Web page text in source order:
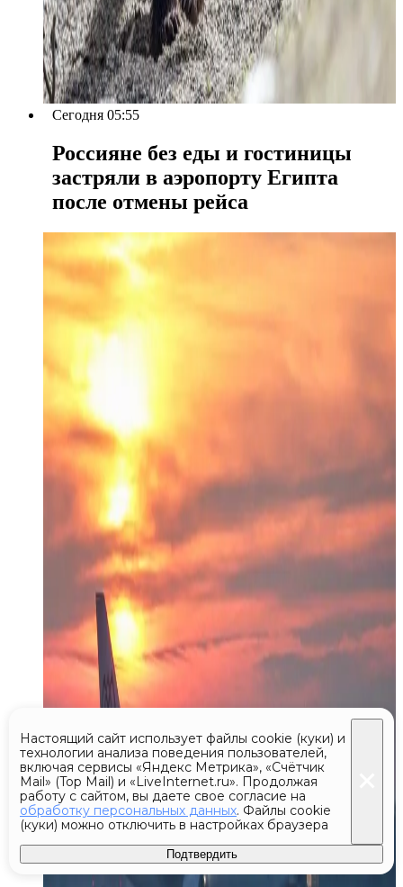
Сегодня 05:55
Россияне без еды и гостиницы
застряли в аэропорту Египта
после отмены рейса
Настоящий сайт использует файлы cookie (куки) и
технологии анализа поведения пользователей,
включая сервисы «Яндекс Метрика», «Счётчик
Mail» (Top Mail) и «LiveInternet.ru». Продолжая
работу с сайтом, вы даете свое согласие на
обработку персональных данных. Файлы cookie
(куки) можно отключить в настройках браузера
Подтвердить